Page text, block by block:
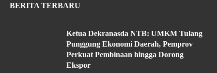
BERITA TERBARU
Ketua Dekranasda NTB: UMKM Tulang
Punggung Ekonomi Daerah, Pemprov
Perkuat Pembinaan hingga Dorong
Ekspor